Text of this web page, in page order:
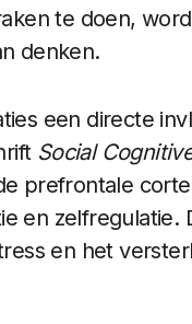
te doen,
denken.
een directe
Social
prefrontale
en
en het